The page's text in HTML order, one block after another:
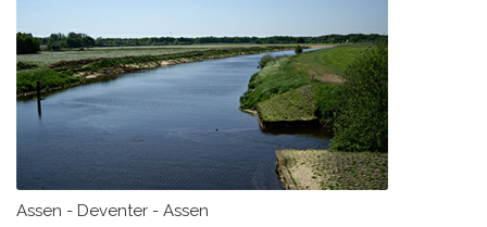
Assen - Deventer - Assen